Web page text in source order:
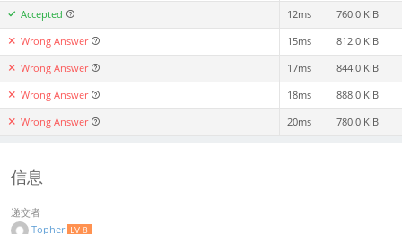
Accepted 12ms 760.0 KiB
Wrong Answer 15ms 812.0 KiB
Wrong Answer 17ms 844.0 KiB
Wrong Answer 18ms 888.0 KiB
Wrong Answer 20ms 780.0 KiB
信息
递交者
Topher LV 8